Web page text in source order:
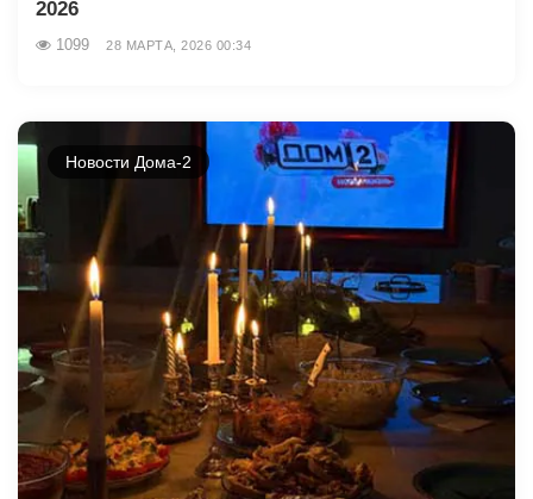
2026
1099 28 МАРТА, 2026 00:34
Новости Дома-2